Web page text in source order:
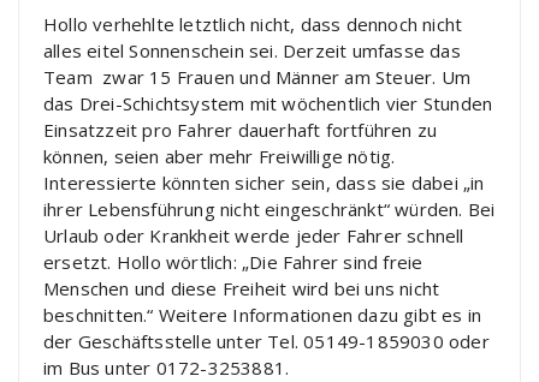
Hollo verhehlte letztlich nicht, dass dennoch nicht
alles eitel Sonnenschein sei. Derzeit umfasse das
Team zwar 15 Frauen und Männer am Steuer. Um
das Drei-Schichtsystem mit wöchentlich vier Stunden
Einsatzzeit pro Fahrer dauerhaft fortführen zu
können, seien aber mehr Freiwillige nötig.
Interessierte könnten sicher sein, dass sie dabei „in
ihrer Lebensführung nicht eingeschränkt“ würden. Bei
Urlaub oder Krankheit werde jeder Fahrer schnell
ersetzt. Hollo wörtlich: „Die Fahrer sind freie
Menschen und diese Freiheit wird bei uns nicht
beschnitten.“ Weitere Informationen dazu gibt es in
der Geschäftsstelle unter Tel. 05149-1859030 oder
im Bus unter 0172-3253881.